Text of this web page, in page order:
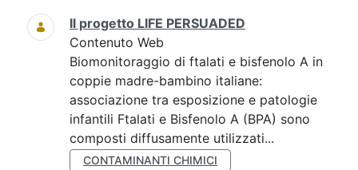
Il progetto LIFE PERSUADED
Contenuto Web
Biomonitoraggio di ftalati e bisfenolo A in
coppie madre-bambino italiane:
associazione tra esposizione e patologie
infantili Ftalati e Bisfenolo A (BPA) sono
composti diffusamente utilizzati...
CONTAMINANTI CHIMICI